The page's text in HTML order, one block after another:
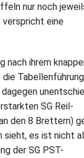
nur noch
eine
nach ihrem
SG Reil-
den 8 Brettern)
sieht, es ist nicht
der SG PST-